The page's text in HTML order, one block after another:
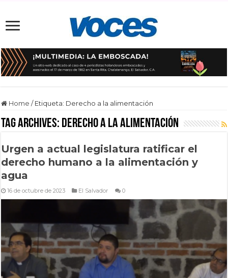
Home / Etiqueta: Derecho a la alimentación
Tag Archives: Derecho a la alimentación
Urgen a actual legislatura ratificar el
derecho humano a la alimentación y
agua
16 de octubre de 2023 El Salvador 0